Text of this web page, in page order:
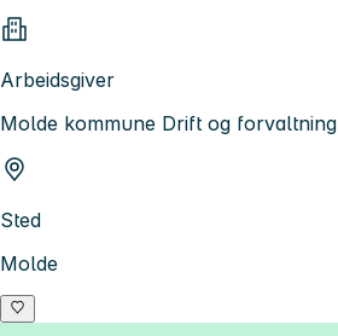
Arbeidsgiver
Molde kommune Drift og forvaltning
Sted
Molde